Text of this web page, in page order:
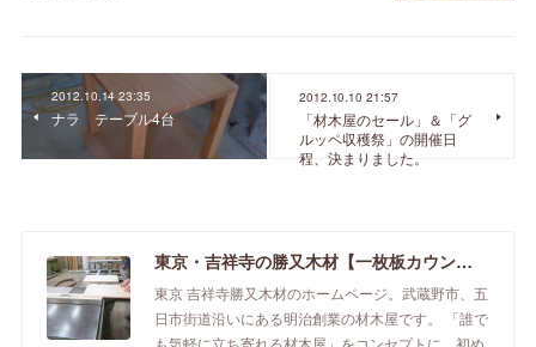
2012.10.14 23:35
ナラ テーブル4台
2012.10.10 21:57
「材木屋のセール」＆「グ
ルッペ収穫祭」の開催日
程、決まりました。
東京・吉祥寺の勝又木材【一枚板カウンター】
東京 吉祥寺勝又木材のホームページ。武蔵野市、五
日市街道沿いにある明治創業の材木屋です。 「誰で
も気軽に立ち寄れる材木屋」をコンセプトに、初め